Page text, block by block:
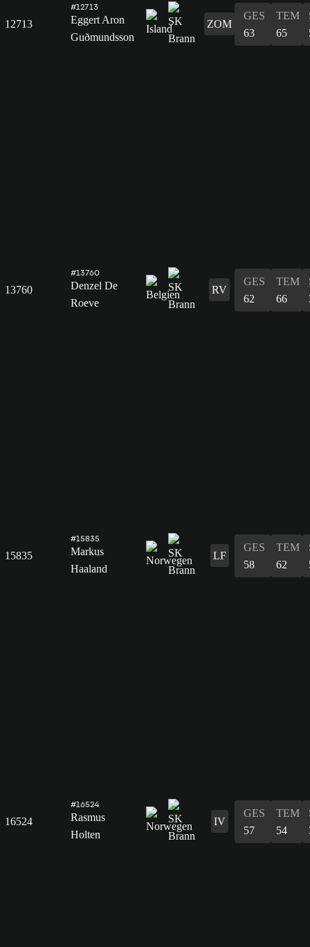
12713
#12713
Eggert Aron
Guðmundsson
ZOM
GES
63
TEM
65
13760
#13760
Denzel De
Roeve
RV
GES
62
TEM
66
15835
#15835
Markus
Haaland
LF
GES
58
TEM
62
16524
#16524
Rasmus
Holten
IV
GES
57
TEM
54